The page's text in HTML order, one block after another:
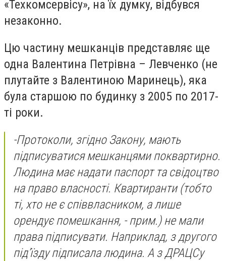
«Техкомсервісу», на їх думку, відбувся
незаконно.
Цю частину мешканців представляє ще
одна Валентина Петрівна – Левченко (не
плутайте з Валентиною Маринець), яка
була старшою по будинку з 2005 по 2017-
ті роки.
-Протоколи, згідно Закону, мають
підписуватися мешканцями поквартирно.
Людина має надати паспорт та свідоцтво
на право власності. Квартиранти (тобто
ті, хто не є співвласником, а лише
орендує помешкання, - прим.)не мали
права підписувати. Наприклад, з другого
під’їзду підписала людина. А з ДРАЦСу